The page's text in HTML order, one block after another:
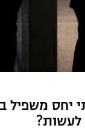
יחס משפיל